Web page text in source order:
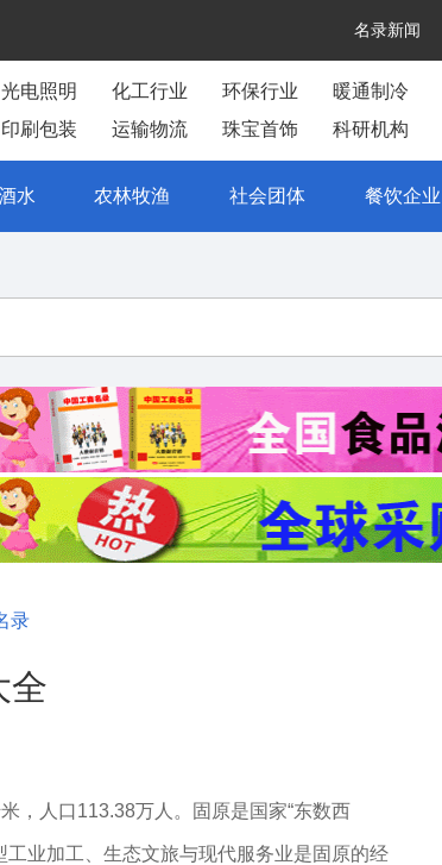
名录新闻
光电照明 化工行业 环保行业 暖通制冷
印刷包装 运输物流 珠宝首饰 科研机构
水 农林牧渔 社会团体 餐饮企业
录
全
，人口‌113.38万人。 固原是国家“东数西
业加工、生态文旅与现代服务业是固原的经